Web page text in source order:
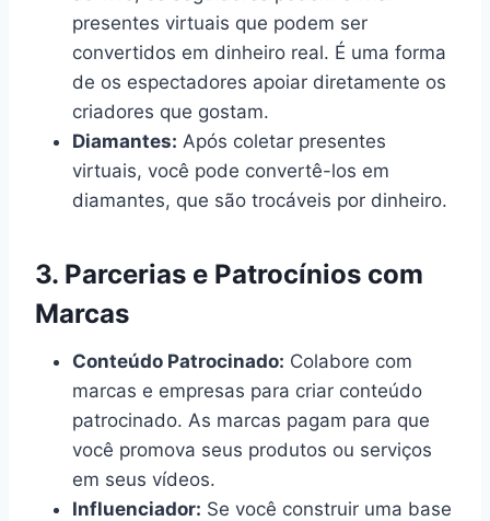
presentes virtuais que podem ser
convertidos em dinheiro real. É uma forma
de os espectadores apoiar diretamente os
criadores que gostam.
Diamantes: Após coletar presentes
virtuais, você pode convertê-los em
diamantes, que são trocáveis por dinheiro.
3. Parcerias e Patrocínios com
Marcas
Conteúdo Patrocinado: Colabore com
marcas e empresas para criar conteúdo
patrocinado. As marcas pagam para que
você promova seus produtos ou serviços
em seus vídeos.
Influenciador: Se você construir uma base